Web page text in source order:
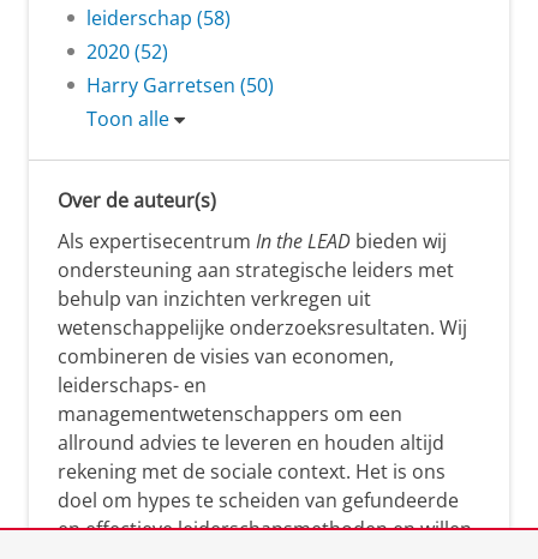
leiderschap (58)
2020 (52)
Harry Garretsen (50)
Toon alle
Over de auteur(s)
Als expertisecentrum In the LEAD bieden wij
ondersteuning aan strategische leiders met
behulp van inzichten verkregen uit
wetenschappelijke onderzoeksresultaten. Wij
combineren de visies van economen,
leiderschaps- en
managementwetenschappers om een
allround advies te leveren en houden altijd
rekening met de sociale context. Het is ons
doel om hypes te scheiden van gefundeerde
en effectieve leiderschapsmethoden en willen